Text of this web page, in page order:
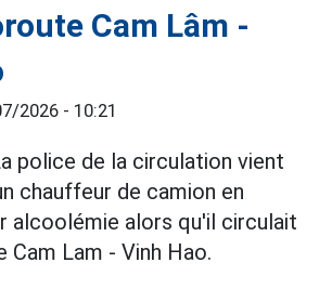
Cam Lâm -
2026 - 10:21
police de la circulation vient
chauffeur de camion en
alcoolémie alors qu'il circulait
Cam Lam - Vinh Hao.